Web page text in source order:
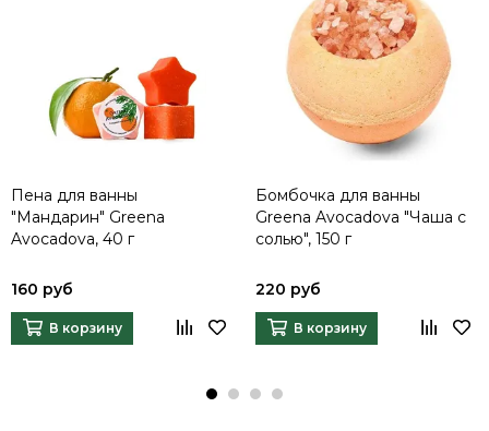
Пена для ванны
"Мандарин" Greena
Avocadova, 40 г
160 руб
В корзину
Бомбочка для ванны
Greena Avocadova "Чаша с
солью", 150 г
220 руб
В корзину